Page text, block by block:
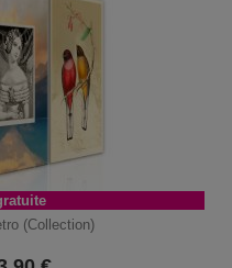
(Collection)